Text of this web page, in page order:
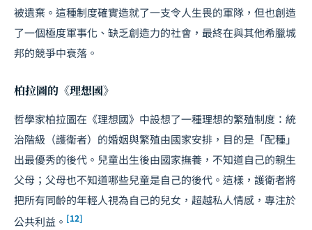
被遺棄。這種制度確實造就了一支令人生畏的軍隊，但也創造
了一個極度軍事化、缺乏創造力的社會，最終在與其他希臘城
邦的競爭中衰落。
柏拉圖的《理想國》
哲學家柏拉圖在《理想國》中設想了一種理想的繁殖制度：統
治階級（護衛者）的婚姻與繁殖由國家安排，目的是「配種」
出最優秀的後代。兒童出生後由國家撫養，不知道自己的親生
父母；父母也不知道哪些兒童是自己的後代。這樣，護衛者將
把所有同齡的年輕人視為自己的兒女，超越私人情感，專注於
公共利益。 [12]